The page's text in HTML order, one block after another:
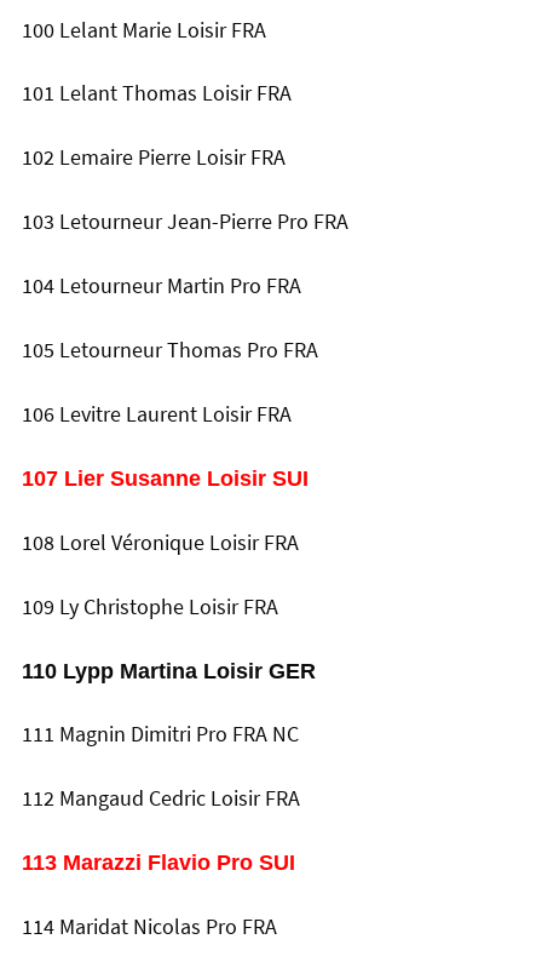
100 Lelant Marie Loisir FRA
101 Lelant Thomas Loisir FRA
102 Lemaire Pierre Loisir FRA
103 Letourneur Jean-Pierre Pro FRA
104 Letourneur Martin Pro FRA
105 Letourneur Thomas Pro FRA
106 Levitre Laurent Loisir FRA
107 Lier Susanne Loisir SUI
108 Lorel Véronique Loisir FRA
109 Ly Christophe Loisir FRA
110 Lypp Martina Loisir GER
111 Magnin Dimitri Pro FRA NC
112 Mangaud Cedric Loisir FRA
113 Marazzi Flavio Pro SUI
114 Maridat Nicolas Pro FRA